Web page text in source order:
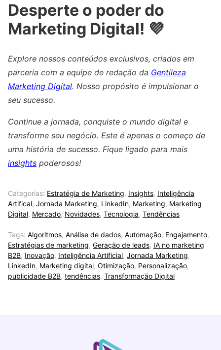
Desperte o poder do
Marketing Digital! 💜
Explore nossos conteúdos exclusivos, criados em
parceria com a equipe de redação da Gentileza
Marketing Digital. Nosso propósito é impulsionar o
seu sucesso.
Continue a jornada, conquiste o mundo digital e
transforme seu negócio. Este é apenas o começo de
uma história de sucesso. Fique ligado para mais
insights poderosos!
Categorias: Estratégia de Marketing, Insights, Inteligência
Artifical, Jornada Marketing, LinkedIn, Marketing, Marketing
Digital, Mercado, Novidades, Tecnologia, Tendências
Tags: Algoritmos, Análise de dados, Automação, Engajamento,
Estratégias de marketing, Geração de leads, IA no marketing
B2B, Inovação, Inteligência Artificial, Jornada Marketing,
LinkedIn, Marketing digital, Otimização, Personalização,
publicidade B2B, tendências, Transformação Digital